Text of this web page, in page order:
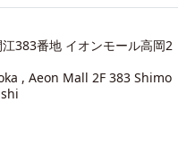
383番地 イオンモール高岡2
, Aeon Mall 2F 383 Shimo